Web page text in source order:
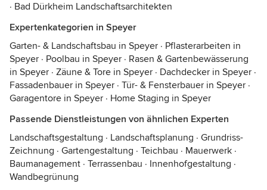
· Bad Dürkheim Landschaftsarchitekten
Expertenkategorien in Speyer
Garten- & Landschaftsbau in Speyer · Pflasterarbeiten in
Speyer · Poolbau in Speyer · Rasen & Gartenbewässerung
in Speyer · Zäune & Tore in Speyer · Dachdecker in Speyer ·
Fassadenbauer in Speyer · Tür- & Fensterbauer in Speyer ·
Garagentore in Speyer · Home Staging in Speyer
Passende Dienstleistungen von ähnlichen Experten
Landschaftsgestaltung · Landschaftsplanung · Grundriss-
Zeichnung · Gartengestaltung · Teichbau · Mauerwerk ·
Baumanagement · Terrassenbau · Innenhofgestaltung ·
Wandbegrünung